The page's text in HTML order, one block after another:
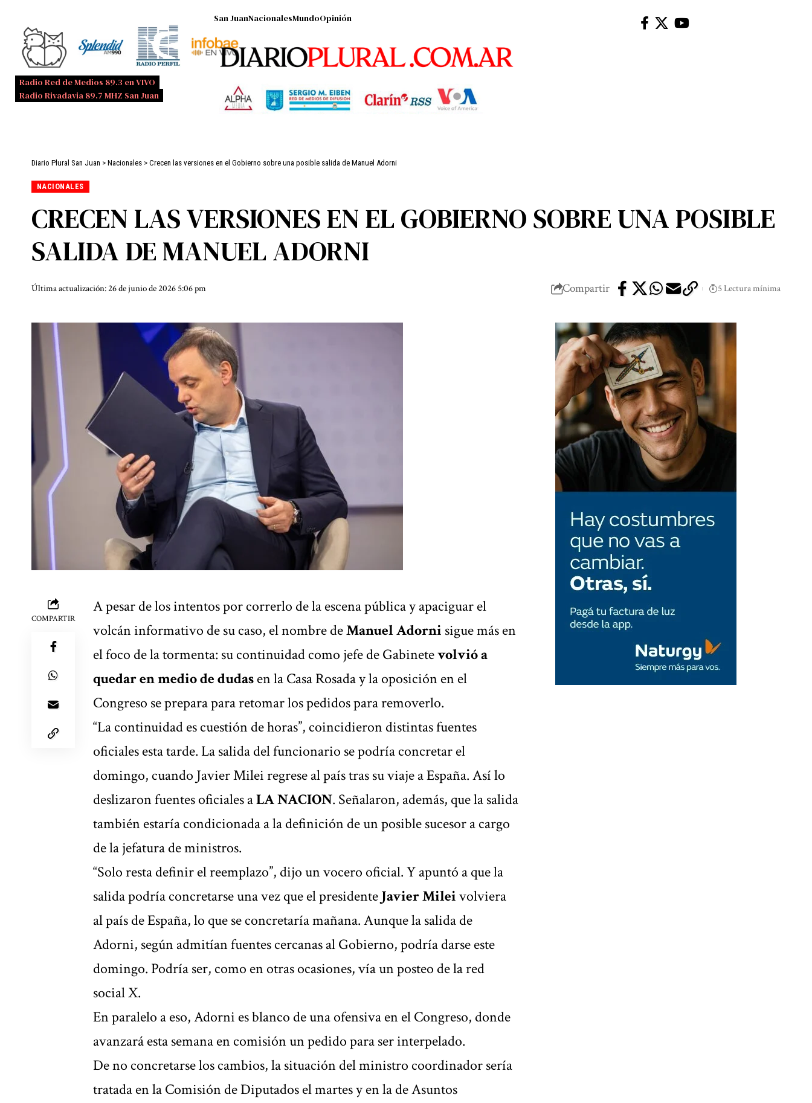
Radio Red de Medios 89.3 en VIVO
Radio Rivadavia 89.7 MHZ San Juan
San JuanNacionalesMundoOpinión
Diario Plural San Juan > Nacionales > Crecen las versiones en el Gobierno sobre una posible salida de Manuel Adorni
NACIONALES
CRECEN LAS VERSIONES EN EL GOBIERNO SOBRE UNA POSIBLE
SALIDA DE MANUEL ADORNI
Última actualización: 26 de junio de 2026 5:06 pm Compartir 5 Lectura mínima
COMPARTIR
A pesar de los intentos por correrlo de la escena pública y apaciguar el
volcán informativo de su caso, el nombre deManuel Adorni sigue más en
el foco de la tormenta: su continuidad como jefe de Gabinetevolvió a
quedar en medio de dudasen la Casa Rosada y la oposición en el
Congreso se prepara para retomar los pedidos para removerlo.
“La continuidad es cuestión de horas”, coincidieron distintas fuentes
oficiales esta tarde. La salida del funcionario se podría concretar el
domingo, cuando Javier Milei regrese al país tras su viaje a España. Así lo
deslizaron fuentes oficiales aLA NACION. Señalaron, además, que la salida
también estaría condicionada a la definición de un posible sucesor a cargo
de la jefatura de ministros.
“Solo resta definir el reemplazo”, dijo un vocero oficial. Y apuntó a que la
salida podría concretarse una vez que el presidenteJavier Mileivolviera
al país de España, lo que se concretaría mañana. Aunque la salida de
Adorni, según admitían fuentes cercanas al Gobierno, podría darse este
domingo. Podría ser, como en otras ocasiones, vía un posteo de la red
social X.
En paralelo a eso, Adorni es blanco de una ofensiva en el Congreso, donde
avanzará esta semana en comisión un pedido para ser interpelado.
De no concretarse los cambios, la situación del ministro coordinador sería
tratada en la Comisión de Diputados el martes y en la de Asuntos